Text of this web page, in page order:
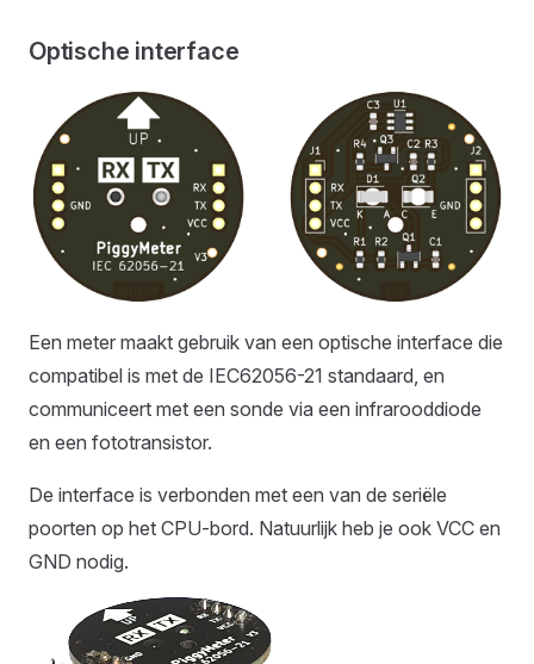
Optische interface
Een meter maakt gebruik van een optische interface die
compatibel is met de IEC62056-21 standaard, en
communiceert met een sonde via een infrarooddiode
en een fototransistor.
De interface is verbonden met een van de seriële
poorten op het CPU-bord. Natuurlijk heb je ook VCC en
GND nodig.